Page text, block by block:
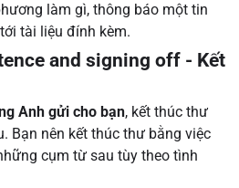
làm gì, thông báo một tin
tài liệu đính kèm.
and signing off - Kết
Anh gửi cho bạn, kết thúc thư
Bạn nên kết thúc thư bằng việc
cụm từ sau tùy theo tình